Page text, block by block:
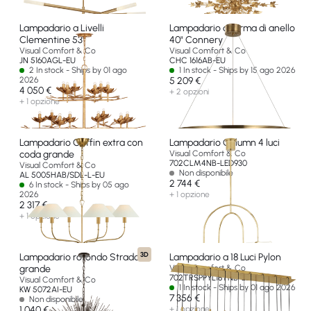
Lampadario a Livelli
Clementine 53"
Visual Comfort & Co
JN 5160AGL-EU
2 In stock - Ships by 01 ago
2026
4 050 €
+ 1 opzione
Lampadario a forma di anello
40" Connery
Visual Comfort & Co
CHC 1616AB-EU
1 In stock - Ships by 15 ago 2026
5 209 €
+ 2 opzioni
Lampadario Griffin extra con
coda grande
Visual Comfort & Co
AL 5005HAB/SDL-L-EU
6 In stock - Ships by 05 ago
2026
2 317 €
+ 1 opzione
Lampadario Calumn 4 luci
Visual Comfort & Co
702CLM4NB-LED930
Non disponibile
2 744 €
+ 1 opzione
3D
Lampadario rotondo Strada
grande
Visual Comfort & Co
KW 5072AI-EU
Non disponibile
Lampadario a 18 Luci Pylon
Visual Comfort & Co
702TRSPPYL18TNB-LED930
1 In stock - Ships by 01 ago 2026
7 356 €
+ 1 opzione